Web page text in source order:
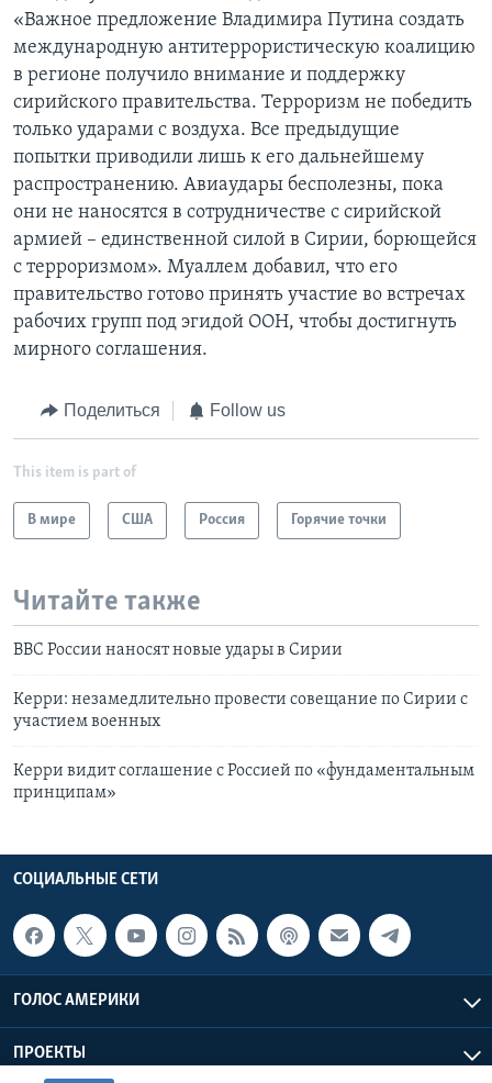
«Важное предложение Владимира Путина создать
международную антитеррористическую коалицию
в регионе получило внимание и поддержку
сирийского правительства. Терроризм не победить
только ударами с воздуха. Все предыдущие
попытки приводили лишь к его дальнейшему
распространению. Авиаудары бесполезны, пока
они не наносятся в сотрудничестве с сирийской
армией – единственной силой в Сирии, борющейся
с терроризмом». Муаллем добавил, что его
правительство готово принять участие во встречах
рабочих групп под эгидой ООН, чтобы достигнуть
мирного соглашения.
Поделиться Follow us
This item is part of
В мире США Россия Горячие точки
Читайте также
ВВС России наносят новые удары в Сирии
Керри: незамедлительно провести совещание по Сирии с
участием военных
Керри видит соглашение с Россией по «фундаментальным
принципам»
СОЦИАЛЬНЫЕ СЕТИ
ГОЛОС АМЕРИКИ
ПРОЕКТЫ